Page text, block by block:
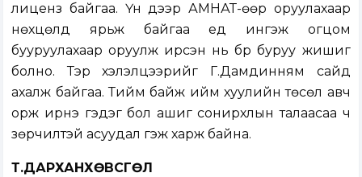
лиценз байгаа. Үүн дээр АМНАТ-өөр оруулахаар
нөхцөлүүд ярьж байгаа үед ингэж огцом
бууруулахаар оруулж ирсэн нь бүр буруу жишиг
болно. Тэр хэлэлцээрийг Г.Дамдинням сайд
ахалж байгаа. Тийм байж ийм хуулийн төсөл авч
орж ирнэ гэдэг бол ашиг сонирхлын талаасаа ч
зөрчилтэй асуудал гэж харж байна.
Т.ДАРХАНХӨВСГӨЛ